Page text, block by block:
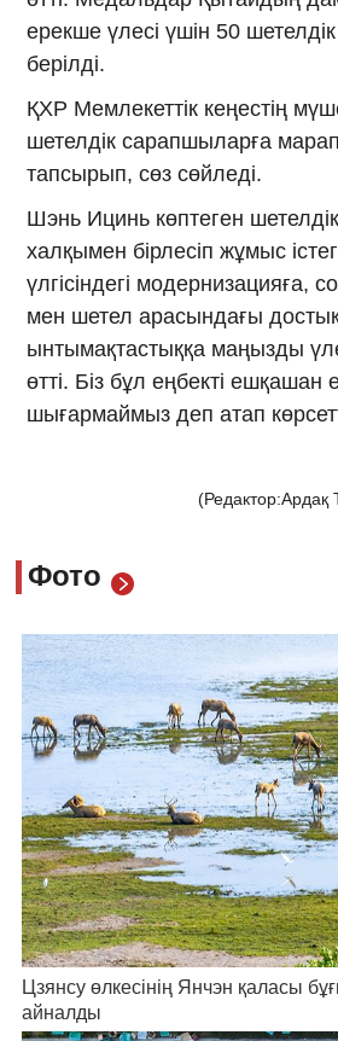
ерекше үлесі үшін 50
берілді.
ҚХР Мемлекеттік кеңестің
шетелдік сарапшыларға
тапсырып, сөз сөйледі.
Шэнь Ицинь көптеген
халқымен бірлесіп жұмыс
үлгісіндегі модернизацияға,
мен шетел арасындағы
ынтымақтастыққа маңызды
өтті. Біз бұл еңбекті ешқашан
шығармаймыз деп атап
(Редактор:Ардақ
Фото
Цзянсу өлкесінің Янчэн қаласы
айналды